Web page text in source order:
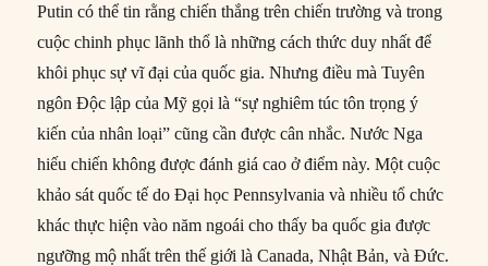
Putin có thể tin rằng chiến thắng trên chiến trường và trong
cuộc chinh phục lãnh thổ là những cách thức duy nhất để
khôi phục sự vĩ đại của quốc gia. Nhưng điều mà Tuyên
ngôn Độc lập của Mỹ gọi là “sự nghiêm túc tôn trọng ý
kiến của nhân loại” cũng cần được cân nhắc. Nước Nga
hiếu chiến không được đánh giá cao ở điểm này. Một cuộc
khảo sát quốc tế do Đại học Pennsylvania và nhiều tổ chức
khác thực hiện vào năm ngoái cho thấy ba quốc gia được
ngưỡng mộ nhất trên thế giới là Canada, Nhật Bản, và Đức.